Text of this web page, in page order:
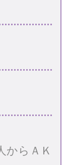
からＡＫ